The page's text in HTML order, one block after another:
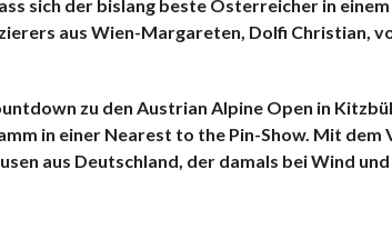
sich der bislang beste Österreicher in
aus Wien-Margareten, Dolfi Christian,
zu den Austrian Alpine Open in
in einer Nearest to the Pin-Show. Mit
aus Deutschland, der damals bei Wind